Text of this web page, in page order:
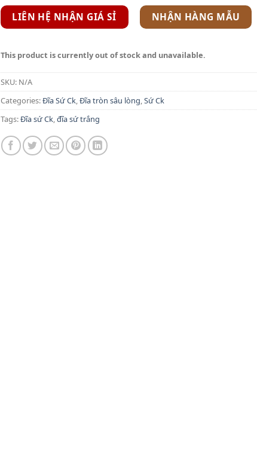
LIÊN HỆ NHẬN GIÁ SỈ NHẬN HÀNG MẪU
This product is currently out of stock and unavailable.
SKU: N/A
Categories:Đĩa Sứ Ck,Đĩa tròn sâu lòng,Sứ Ck
Tags:Đĩa sứ Ck,đĩa sứ trắng